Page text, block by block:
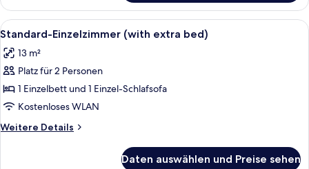
Room
Plus,
Balcony
Alle
Fotos
für
Standard-
Einzelzimmer
(with
extra
bed)
Ein Schlafzimmer mit einem Bett,
8
Standard-Einzelzimmer (with extra bed)
13 m²
Platz für 2 Personen
1 Einzelbett und 1 Einzel-Schlafsofa
Kostenloses WLAN
Weitere Details
Weitere
Daten auswählen und Preise sehen